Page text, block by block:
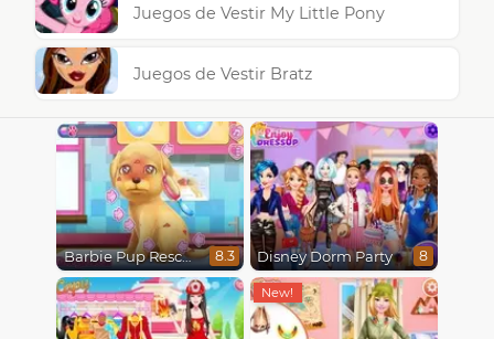
Juegos de Vestir My Little Pony
Juegos de Vestir Bratz
Barbie Pup Rescue 8.3 Disney Dorm Party 8